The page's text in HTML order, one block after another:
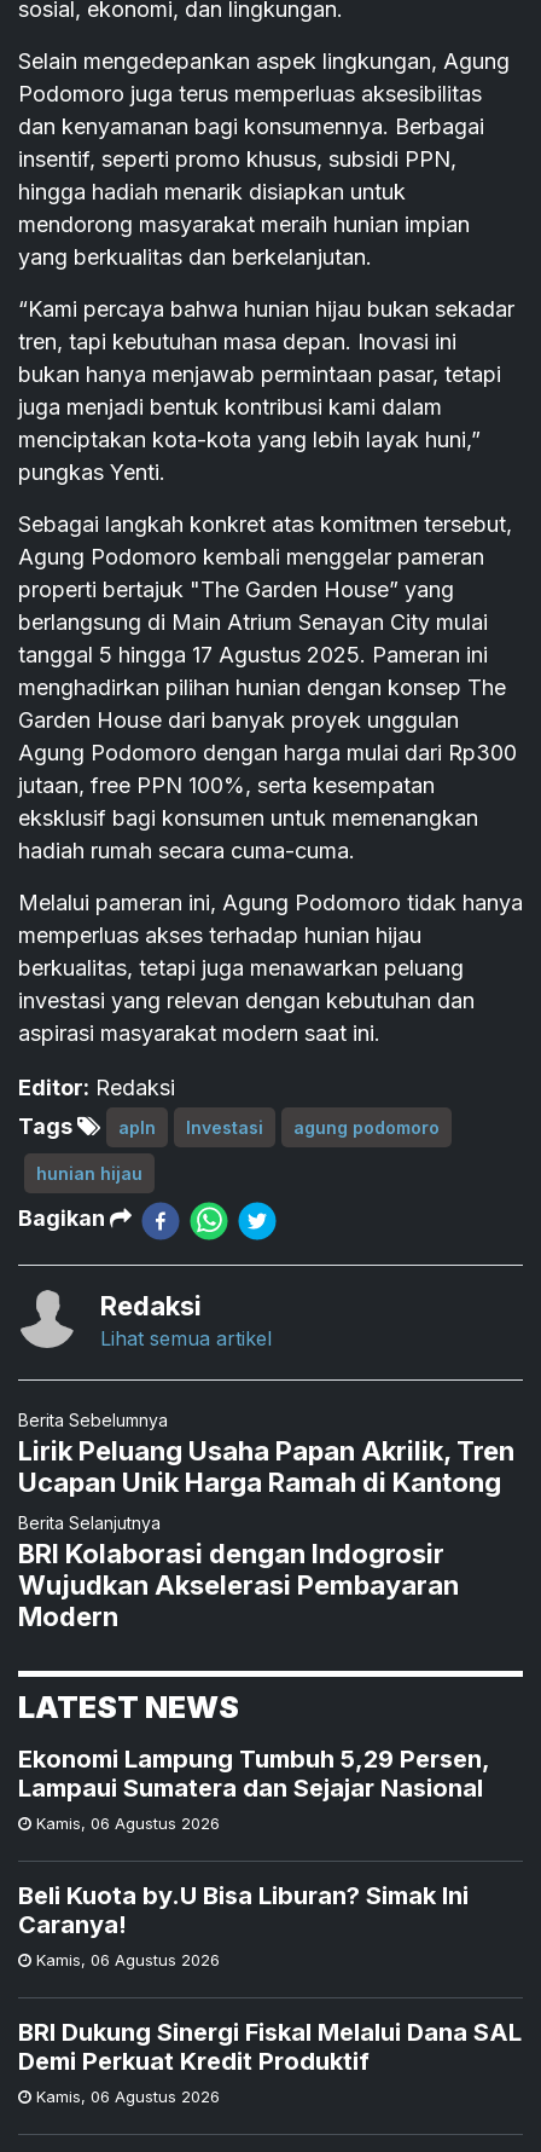
sosial, ekonomi, dan lingkungan.
Selain mengedepankan aspek lingkungan, Agung
Podomoro juga terus memperluas aksesibilitas
dan kenyamanan bagi konsumennya. Berbagai
insentif, seperti promo khusus, subsidi PPN,
hingga hadiah menarik disiapkan untuk
mendorong masyarakat meraih hunian impian
yang berkualitas dan berkelanjutan.
“Kami percaya bahwa hunian hijau bukan sekadar
tren, tapi kebutuhan masa depan. Inovasi ini
bukan hanya menjawab permintaan pasar, tetapi
juga menjadi bentuk kontribusi kami dalam
menciptakan kota-kota yang lebih layak huni,”
pungkas Yenti.
Sebagai langkah konkret atas komitmen tersebut,
Agung Podomoro kembali menggelar pameran
properti bertajuk "The Garden House” yang
berlangsung di Main Atrium Senayan City mulai
tanggal 5 hingga 17 Agustus 2025. Pameran ini
menghadirkan pilihan hunian dengan konsep The
Garden House dari banyak proyek unggulan
Agung Podomoro dengan harga mulai dari Rp300
jutaan, free PPN 100%, serta kesempatan
eksklusif bagi konsumen untuk memenangkan
hadiah rumah secara cuma-cuma.
Melalui pameran ini, Agung Podomoro tidak hanya
memperluas akses terhadap hunian hijau
berkualitas, tetapi juga menawarkan peluang
investasi yang relevan dengan kebutuhan dan
aspirasi masyarakat modern saat ini.
Editor: Redaksi
Tags
apln Investasi agung podomoro
hunian hijau
Bagikan
Redaksi
Lihat semua artikel
Berita Sebelumnya
Lirik Peluang Usaha Papan Akrilik, Tren
Ucapan Unik Harga Ramah di Kantong
Berita Selanjutnya
BRI Kolaborasi dengan Indogrosir
Wujudkan Akselerasi Pembayaran
Modern
LATEST NEWS
Ekonomi Lampung Tumbuh 5,29 Persen,
Lampaui Sumatera dan Sejajar Nasional
Kamis, 06 Agustus 2026
Beli Kuota by.U Bisa Liburan? Simak Ini
Caranya!
Kamis, 06 Agustus 2026
BRI Dukung Sinergi Fiskal Melalui Dana SAL
Demi Perkuat Kredit Produktif
Kamis, 06 Agustus 2026